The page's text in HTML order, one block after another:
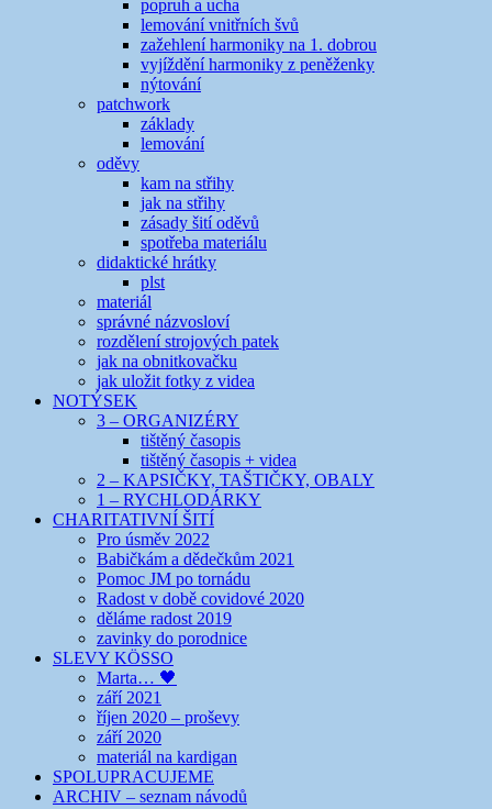
popruh a ucha
lemování vnitřních švů
zažehlení harmoniky na 1. dobrou
vyjíždění harmoniky z peněženky
nýtování
patchwork
základy
lemování
oděvy
kam na střihy
jak na střihy
zásady šití oděvů
spotřeba materiálu
didaktické hrátky
plst
materiál
správné názvosloví
rozdělení strojových patek
jak na obnitkovačku
jak uložit fotky z videa
NOTÝSEK
3 – ORGANIZÉRY
tištěný časopis
tištěný časopis + videa
2 – KAPSIČKY, TAŠTIČKY, OBALY
1 – RYCHLODÁRKY
CHARITATIVNÍ ŠITÍ
Pro úsměv 2022
Babičkám a dědečkům 2021
Pomoc JM po tornádu
Radost v době covidové 2020
děláme radost 2019
zavinky do porodnice
SLEVY KÖSSO
Marta… 🖤
září 2021
říjen 2020 – proševy
září 2020
materiál na kardigan
SPOLUPRACUJEME
ARCHIV – seznam návodů